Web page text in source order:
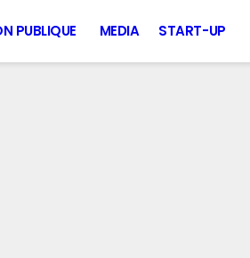
PUBLIQUE MEDIA START-UP